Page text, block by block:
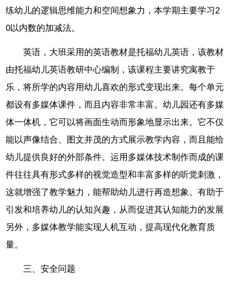
练幼儿的逻辑思维能力和空间想象力，本学期主要学习2
0以内数的加减法。
英语，大班采用的英语教材是托福幼儿英语，该教材
由托福幼儿英语教研中心编制，该课程主要讲究寓教于
乐，将所学的内容用幼儿喜欢的形式变现出来。每个单元
都设有多媒体课件，而且内容非常丰富。幼儿园还有多媒
体一体机，它可以将画面生动而形象地显示出来。它不仅
能以声像结合、图文并茂的方式展示教学内容，而且能给
幼儿提供良好的外部条件。运用多媒体技术制作而成的课
件往往具有形式多样的视觉造型和丰富多样的听觉刺激，
这就增强了教学魅力，能帮助幼儿进行再造想象。有助于
引发和培养幼儿的认知兴趣，从而促进其认知能力的发展
另外，多媒体教学能实现人机互动，提高现代化教育质
量。
三、安全问题